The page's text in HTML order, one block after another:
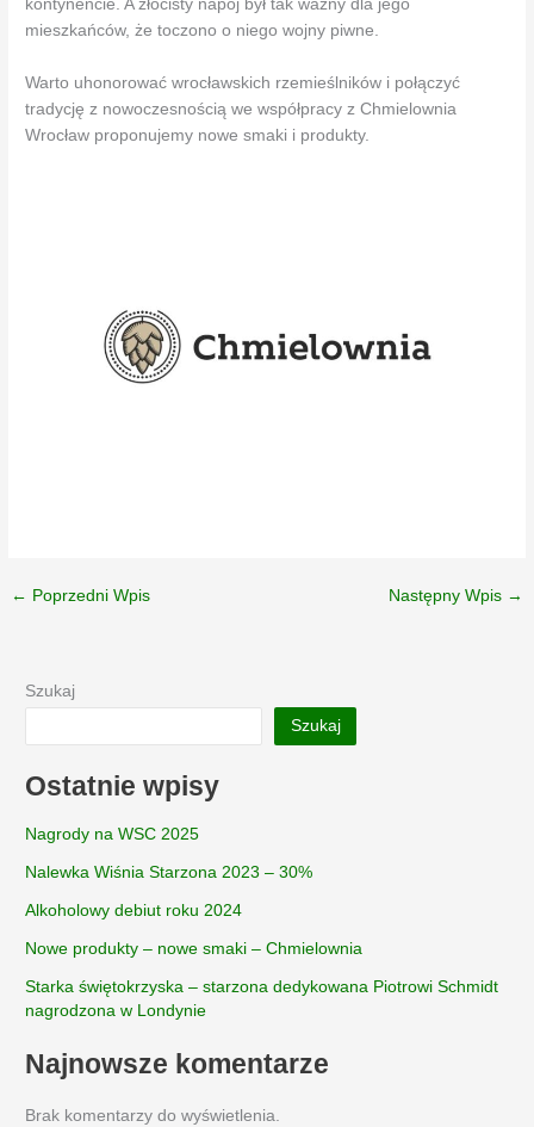
kontynencie. A złocisty napój był tak ważny dla jego
mieszkańców, że toczono o niego wojny piwne.
Warto uhonorować wrocławskich rzemieślników i połączyć
tradycję z nowoczesnością we współpracy z Chmielownia
Wrocław proponujemy nowe smaki i produkty.
← Poprzedni Wpis Następny Wpis →
Szukaj
Szukaj
Ostatnie wpisy
Nagrody na WSC 2025
Nalewka Wiśnia Starzona 2023 – 30%
Alkoholowy debiut roku 2024
Nowe produkty – nowe smaki – Chmielownia
Starka świętokrzyska – starzona dedykowana Piotrowi Schmidt
nagrodzona w Londynie
Najnowsze komentarze
Brak komentarzy do wyświetlenia.